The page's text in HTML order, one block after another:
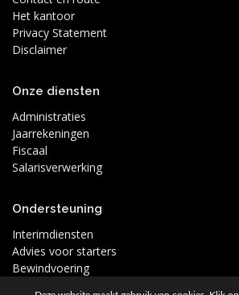
Het kantoor
Privacy Statement
Disclaimer
Onze diensten
Administraties
Jaarrekeningen
Fiscaal
Salarisverwerking
Ondersteuning
Interimdiensten
Advies voor starters
Bewindvoering